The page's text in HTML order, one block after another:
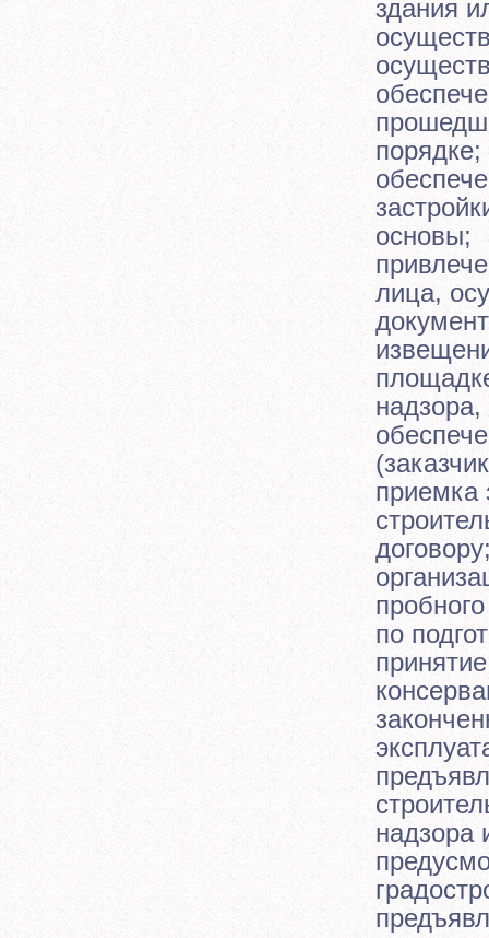
здания
порядке;
основы;
лица,
приемка
по
надзора